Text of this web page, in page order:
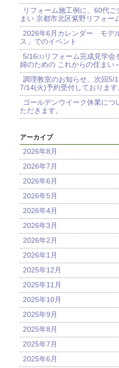
リフォーム施工例に、60代
まい 京都市北区紫野リフォー
2026年6月カレンダー モデ
ス」でのイベント
5/16㈯リフォーム完成見学会
婦のための これからの住まい
調理教室のお知らせ。次回5/
7/14(火)予約受付しております
ゴールデンウイーク休業に
ただきます。
アーカイブ
2026年8月
2026年7月
2026年6月
2026年5月
2026年4月
2026年3月
2026年2月
2026年1月
2025年12月
2025年11月
2025年10月
2025年9月
2025年8月
2025年7月
2025年6月